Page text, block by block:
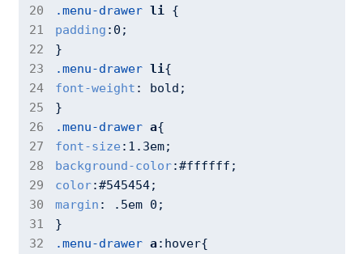
.menu-drawer li
padding : 0 ;
.menu-drawer li
font-weight : bold;
.menu-drawer a
font-size : 1.3em
background-color:#ffffff
color:#545454
margin : . 5em 0 ;
.menu-drawer a:hover